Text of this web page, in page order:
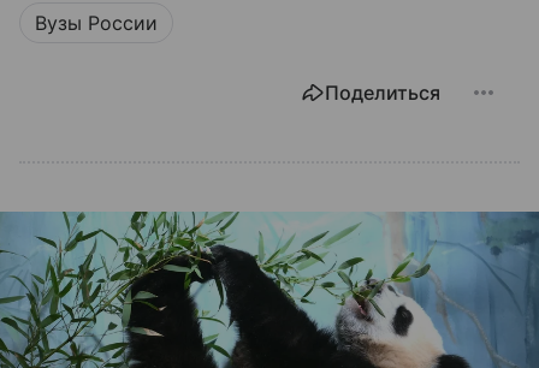
Вузы России
Поделиться